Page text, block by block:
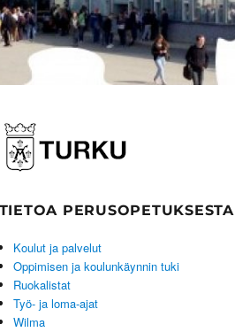
TIETOA PERUSOPETUKSESTA
Koulut ja palvelut
Oppimisen ja koulunkäynnin tuki
Ruokalistat
Työ- ja loma-ajat
Wilma